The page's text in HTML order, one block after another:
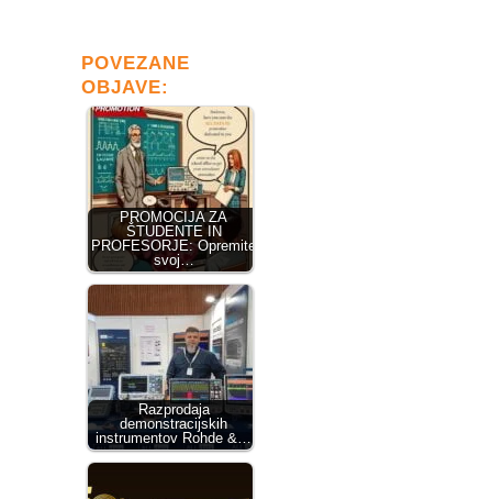
POVEZANE
OBJAVE:
PROMOCIJA ZA
ŠTUDENTE IN
PROFESORJE: Opremite
svoj…
Razprodaja
demonstracijskih
instrumentov Rohde &…